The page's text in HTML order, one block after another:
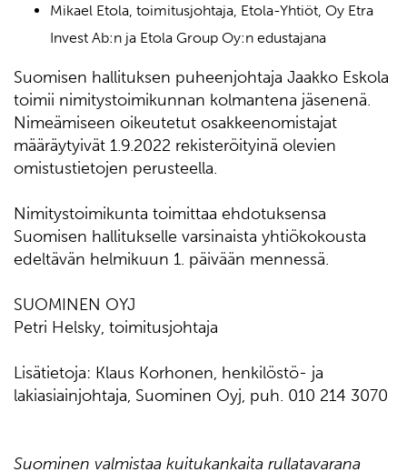
Mikael Etola, toimitusjohtaja, Etola-Yhtiöt, Oy Etra
Invest Ab:n ja Etola Group Oy:n edustajana
Suomisen hallituksen puheenjohtaja Jaakko Eskola
toimii nimitystoimikunnan kolmantena jäsenenä.
Nimeämiseen oikeutetut osakkeenomistajat
määräytyivät 1.9.2022 rekisteröityinä olevien
omistustietojen perusteella.
Nimitystoimikunta toimittaa ehdotuksensa
Suomisen hallitukselle varsinaista yhtiökokousta
edeltävän helmikuun 1. päivään mennessä.
SUOMINEN OYJ
Petri Helsky, toimitusjohtaja
Lisätietoja: Klaus Korhonen, henkilöstö- ja
lakiasiainjohtaja, Suominen Oyj, puh. 010 214 3070
Suominen valmistaa kuitukankaita rullatavarana